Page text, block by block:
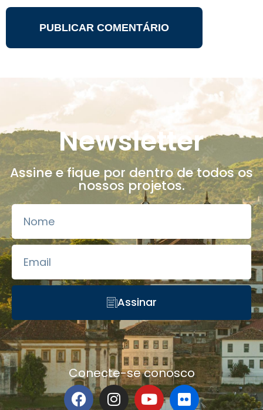
Newsletter
Assine e fique por dentro de todos os
nossos projetos.
Assinar
Conecte-se conosco